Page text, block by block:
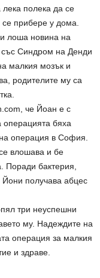
лека полека да се
прибере у дома.
лоша новина на
със Синдром на Денди
малкия мозък и
родителите му са
че Йоан е с
операцията бяха
операция в София.
влошава и бе
Поради бактерия,
получава абцес
три неуспешни
му. Надеждите на
операция за малкия
и здраве.